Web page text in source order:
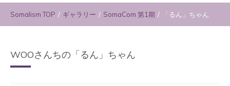
Somalism TOP / ギャラリー / SomaCom 第1期 / 「るん」ちゃん
WOOさんちの「るん」ちゃん